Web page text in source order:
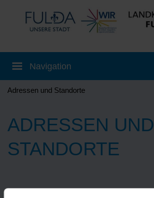
Adressen und Standorte
ADRESSEN UND
STANDORTE